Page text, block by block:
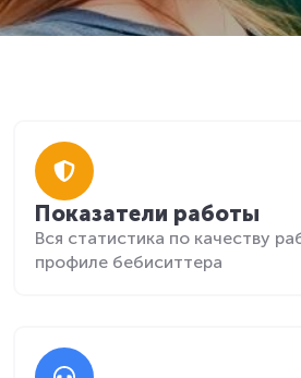
Показатели работы
Вся статистика по качеству
профиле бебиситтера